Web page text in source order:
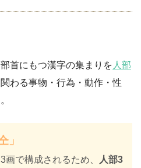
首にもつ漢字の集まりを 人部
わる事物・行為・動作・性
」
で構成されるため、
人部3